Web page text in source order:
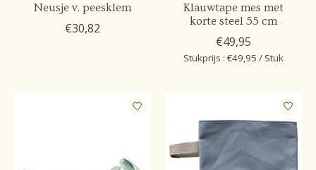
Neusje v. peesklem
€30,82
Klauwtape mes met
korte steel 55 cm
€49,95
Stukprijs : €49,95 / Stuk